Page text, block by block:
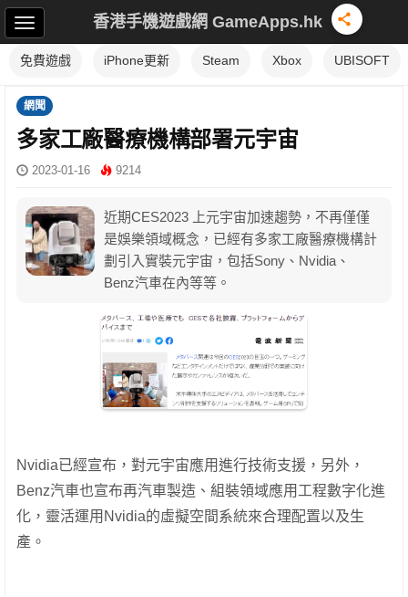
香港手機遊戲網 GameApps.hk
免費遊戲 iPhone更新 Steam Xbox UBISOFT
網聞
多家工廠醫療機構部署元宇宙
2023-01-16 9214
近期CES2023 上元宇宙加速趨勢，不再僅僅
是娛樂領域概念，已經有多家工廠醫療機構計
劃引入實裝元宇宙，包括Sony、Nvidia、
Benz汽車在內等等。
Nvidia已經宣布，對元宇宙應用進行技術支援，另外，
Benz汽車也宣布再汽車製造、組裝領域應用工程數字化進
化，靈活運用Nvidia的虛擬空間系統來合理配置以及生
產。